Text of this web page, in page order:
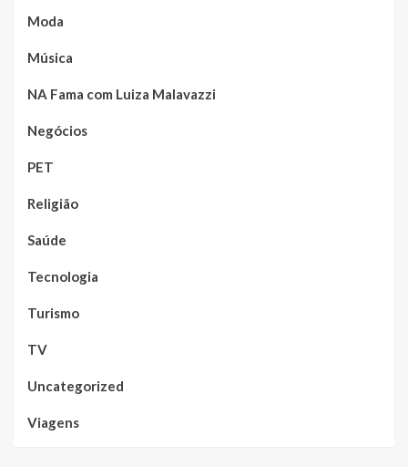
Moda
Música
NA Fama com Luiza Malavazzi
Negócios
PET
Religião
Saúde
Tecnologia
Turismo
TV
Uncategorized
Viagens